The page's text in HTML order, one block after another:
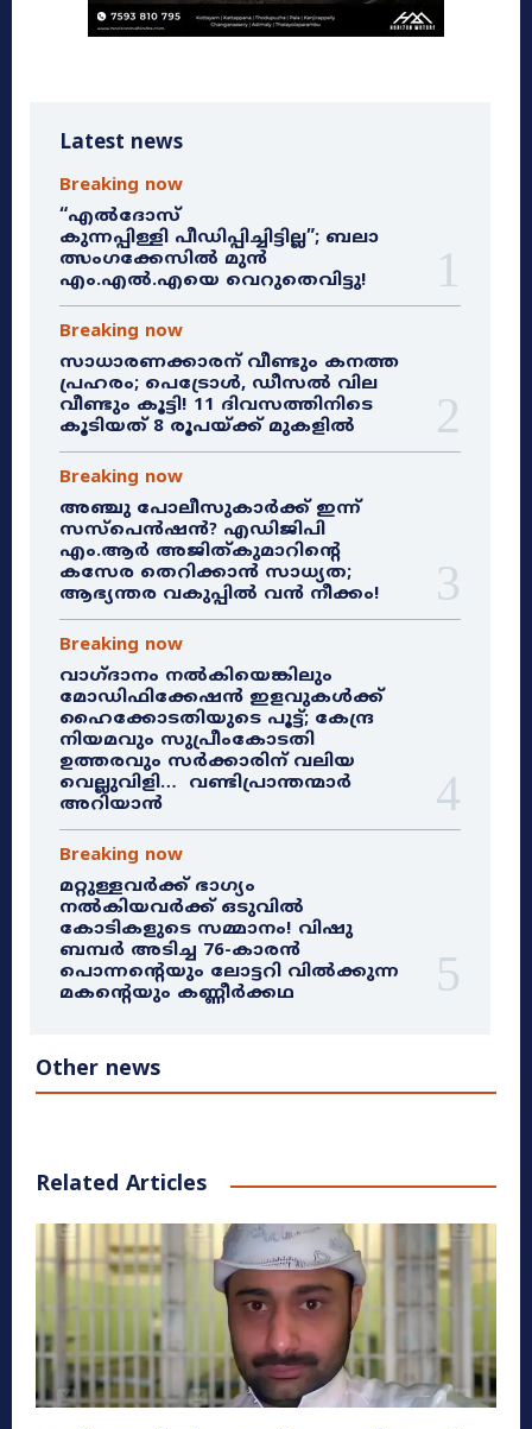
Latest news
Breaking now
“എൽദോസ്
കുന്നപ്പിള്ളി പീഡിപ്പിച്ചിട്ടില്ല”; ബലാ
ത്സംഗക്കേസിൽ മുൻ
എം.എൽ.എയെ വെറുതെവിട്ടു!
Breaking now
സാധാരണക്കാരന് വീണ്ടും കനത്ത
പ്രഹരം; പെട്രോൾ, ഡീസൽ വില
വീണ്ടും കൂട്ടി! 11 ദിവസത്തിനിടെ
കൂടിയത് 8 രൂപയ്ക്ക് മുകളിൽ
Breaking now
അഞ്ചു പോലീസുകാർക്ക് ഇന്ന്
സസ്‌പെൻഷൻ? എഡിജിപി
എം.ആർ അജിത്കുമാറിൻ്റെ
കസേര തെറിക്കാൻ സാധ്യത;
ആഭ്യന്തര വകുപ്പിൽ വൻ നീക്കം!
Breaking now
വാഗ്ദാനം നൽകിയെങ്കിലും
മോഡിഫിക്കേഷൻ ഇളവുകൾക്ക്
ഹൈക്കോടതിയുടെ പൂട്ട്; കേന്ദ്ര
നിയമവും സുപ്രീംകോടതി
ഉത്തരവും സർക്കാരിന് വലിയ
വെല്ലുവിളി… വണ്ടിപ്രാന്തന്മാർ
അറിയാൻ
Breaking now
മറ്റുള്ളവർക്ക് ഭാഗ്യം
നൽകിയവർക്ക് ഒടുവിൽ
കോടികളുടെ സമ്മാനം! വിഷു
ബമ്പർ അടിച്ച 76-കാരൻ
പൊന്നന്റെയും ലോട്ടറി വിൽക്കുന്ന
മകന്റെയും കണ്ണീർക്കഥ
Other news
Related Articles